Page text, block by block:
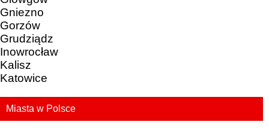
Gniezno
Gorzów
Grudziądz
Inowrocław
Kalisz
Katowice
Miasta w Polsce